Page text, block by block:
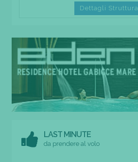
Dettagli Struttura
LAST MINUTE
da prendere al volo